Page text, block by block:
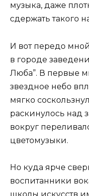
музыка, даже
сдержать такого
И вот передо
в городе
Люба”. В первые
звездное небо
мягко
раскинулось над
вокруг
цветомузыки.
Но куда ярче
воспитанники